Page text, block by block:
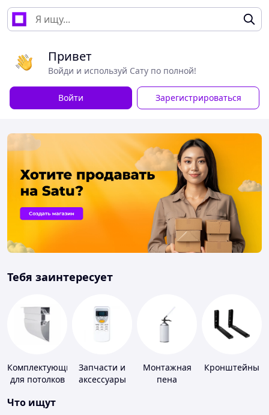
Привет
Войди и используй Сату по полной!
Войти Зарегистрироваться
Тебя заинтересует
Комплектующие
для потолков
Запчасти и
аксессуары
Монтажная
пена
Кронштейны
Что ищут